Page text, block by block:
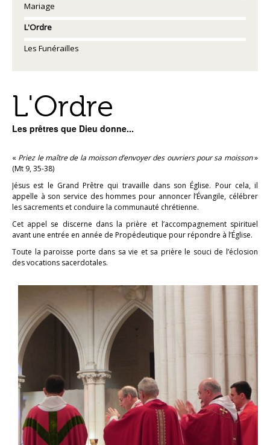
Mariage
L'Ordre
Les Funérailles
L'Ordre
Les prêtres que Dieu donne...
« Priez le maître de la moisson d’envoyer des ouvriers pour sa moisson»
(Mt 9, 35-38)
Jésus est le Grand Prêtre qui travaille dans son Église. Pour cela, il
appelle à son service des hommes pour annoncer l’Évangile, célébrer
les sacrements et conduire la communauté chrétienne.
Cet appel se discerne dans la prière et l’accompagnement spirituel
avant une entrée en année de Propédeutique pour répondre à l’Église.
Toute la paroisse porte dans sa vie et sa prière le souci de l’éclosion
des vocations sacerdotales.